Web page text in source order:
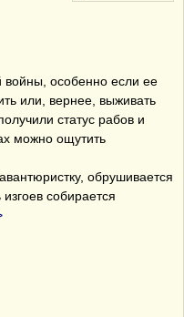
войны, особенно если ее
или, вернее, выживать
статус рабов и
можно ощутить
обрушивается
собирается